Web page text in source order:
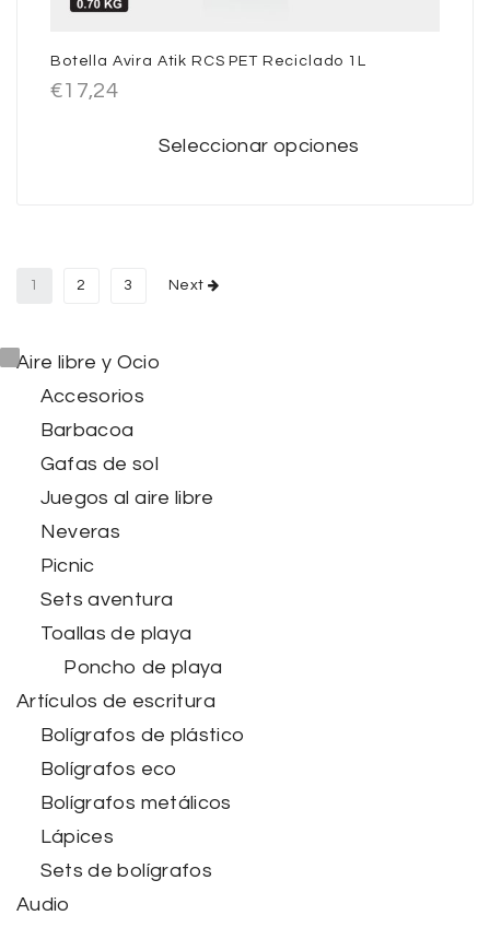
Botella Avira Atik RCS PET Reciclado 1L
€17,24
Seleccionar opciones
1 2 3 Next
Aire libre y Ocio
Accesorios
Barbacoa
Gafas de sol
Juegos al aire libre
Neveras
Picnic
Sets aventura
Toallas de playa
Poncho de playa
Artículos de escritura
Bolígrafos de plástico
Bolígrafos eco
Bolígrafos metálicos
Lápices
Sets de bolígrafos
Audio